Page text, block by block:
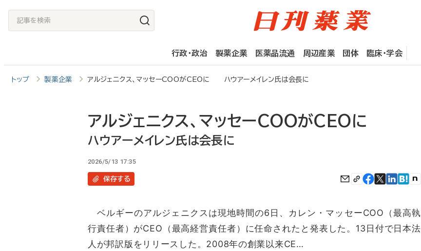
記
事
検
索
行政・政治 製薬企業 医薬品流通 周辺産業 団体 臨床・学会
トップ 製薬企業 アルジェニクス、マッセーCOOがCEOに ハウアーメイレン氏は会長に
アルジェニクス、マッセーCOOがCEOに
ハウアーメイレン氏は会長に
2026/5/13 17:35
保存する
ベルギーのアルジェニクスは現地時間の6日、カレン・マッセーCOO（最高執
行責任者）がCEO（最高経営責任者）に任命されたと発表した。13日付で日本法
人が邦訳版をリリースした。2008年の創業以来CE…